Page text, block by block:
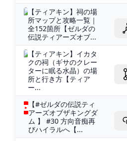
【ティアキン】祠の場
所マップと攻略一覧｜
全152箇所【ゼルダの
伝説ティアーズオブ...
【ティアキン】イカタ
クの祠（ギサのクレー
ターに眠る水晶）の場
所と行き方【ティア
ー...
【#ゼルダの伝説ティ
アーズオブザキングダ
ム 】 #30 方向音痴再
びハイラルへ【...